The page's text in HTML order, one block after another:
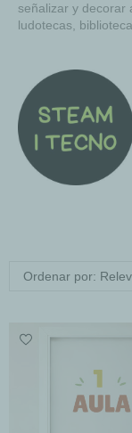
señalizar y decorar
ludotecas,
Ordenar por: